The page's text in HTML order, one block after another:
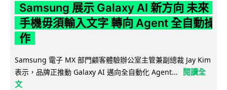
Samsung 展示 Galaxy AI 新方向 未來
手機毋須輸入文字 轉向 Agent 全自動操
作
Samsung 電子 MX 部門顧客體驗辦公室主管兼副總裁 Jay Kim
表示，品牌正推動 Galaxy AI 邁向全自動化 Agent...
閱讀全
文